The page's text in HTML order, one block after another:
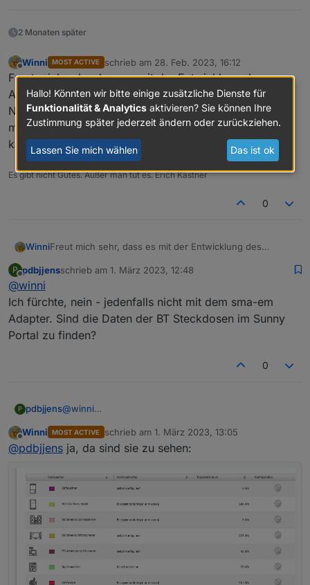
Systemübersicht im WR bei eingeschalteten
Adapter
es werden in der Systemübersicht des WRs
und im Sunnyportal keine zählerwerte mehr
2 Monaten später
Offline
Winni MOST ACTIVE schrieb am 28. Feb. 2023, 16:12
zuletzt editiert von
Freut mich sehr, dass es mit der Entwicklung des
Adapters weiter geht. 😀
Nur mal eine Frage, die Bluetooth Zwischenstecker die
mit dem alten Homemanager vertrieben wurden, die
kann man wohl nicht irgendwie auslesen?
Es gibt nicht Gutes. Außer man tut es. Erich Kästner
0
WinniFreut mich sehr, dass es mit der Entwicklung des
Nur mal eine Frage, die Bluetooth Zwischenstecker die
kann man wohl nicht irgendwie auslesen?
P
Offline
pdbjjensschrieb am 1. März 2023, 12:48
zuletzt editiert von
@winni
Ich fürchte, nein - jedenfalls nicht mit dem sma-em
Adapter. Sind die Daten der BT Steckdosen im Sunny
Portal zu finden?
0
P pdbjjens@winni
Adapter. Sind die Daten der BT Steckdosen im Sunny
Portal zu finden?
Offline
Winni MOST ACTIVE schrieb am 1. März 2023, 13:05
zuletzt editiert von
@pdbjjens ja, da sind sie zu sehen:
Hallo! Könnten wir bitte einige zusätzliche Dienste für
Funktionalität & Analytics aktivieren? Sie können Ihre
Zustimmung später jederzeit ändern oder zurückziehen.
Lassen Sie mich wählen Das ist ok